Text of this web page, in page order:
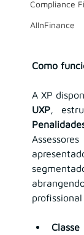
Compliance
AIInFinance
Como
A XP
UXP,
Classe